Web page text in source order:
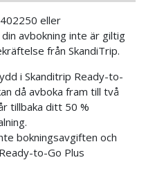
eller
avbokning inte är giltig
från SkandiTrip.
i Skanditrip Ready-to-
då avboka fram till två
tillbaka ditt 50 %
bokningsavgiften och
to-Go Plus